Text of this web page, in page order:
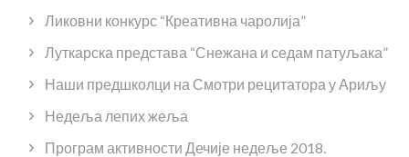
Ликовни конкурс “Креативна чаролија”
Луткарска представа “Снежана и седам патуљака”
Наши предшколци на Смотри рецитатора у Ариљу
Недеља лепих жеља
Програм активности Дечије недеље 2018.